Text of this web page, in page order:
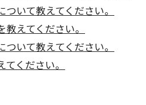
いて教えてください。
えてください。
いて教えてください。
ください。